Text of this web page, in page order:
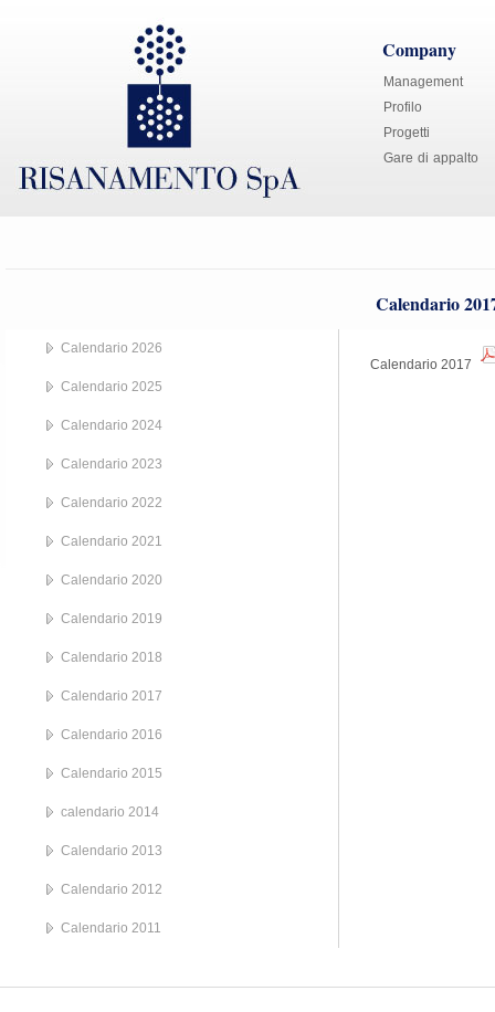
Company
Management
Profilo
Progetti
Gare di appalto
Calendario
Calendario 2017
Calendario 2026
Calendario 2025
Calendario 2024
Calendario 2023
Calendario 2022
Calendario 2021
Calendario 2020
Calendario 2019
Calendario 2018
Calendario 2017
Calendario 2016
Calendario 2015
calendario 2014
Calendario 2013
Calendario 2012
Calendario 2011